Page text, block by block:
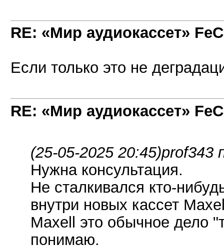
RE: «Мир аудиокассет»
Если только это не
RE: «Мир аудиокассет»
(25-05-2025 20:45)prof343
Нужна консультация.
Не сталкивался кто-
внутри новых кассет
Maxell это обычное дело
понимаю.